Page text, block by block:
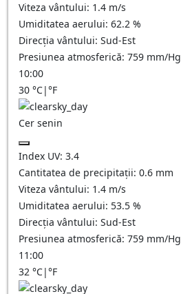
Viteza vântului: 1.4 m/s
Umiditatea aerului: 62.2 %
Direcția vântului: Sud-Est
Presiunea atmosferică: 759 mm/Hg
10:00
30 °C|°F
Cer senin
Index UV: 3.4
Cantitatea de precipitații: 0.6 mm
Viteza vântului: 1.4 m/s
Umiditatea aerului: 53.5 %
Direcția vântului: Sud-Est
Presiunea atmosferică: 759 mm/Hg
11:00
32 °C|°F